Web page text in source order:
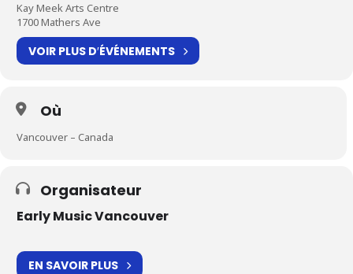
Kay Meek Arts Centre
1700 Mathers Ave
VOIR PLUS D′ÉVÉNEMENTS
Où
Vancouver – Canada
Organisateur
Early Music Vancouver
EN SAVOIR PLUS